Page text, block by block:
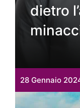
dietro
28 Gennaio